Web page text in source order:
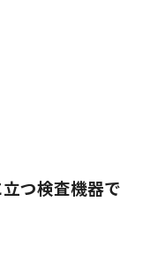
つ検査機器で